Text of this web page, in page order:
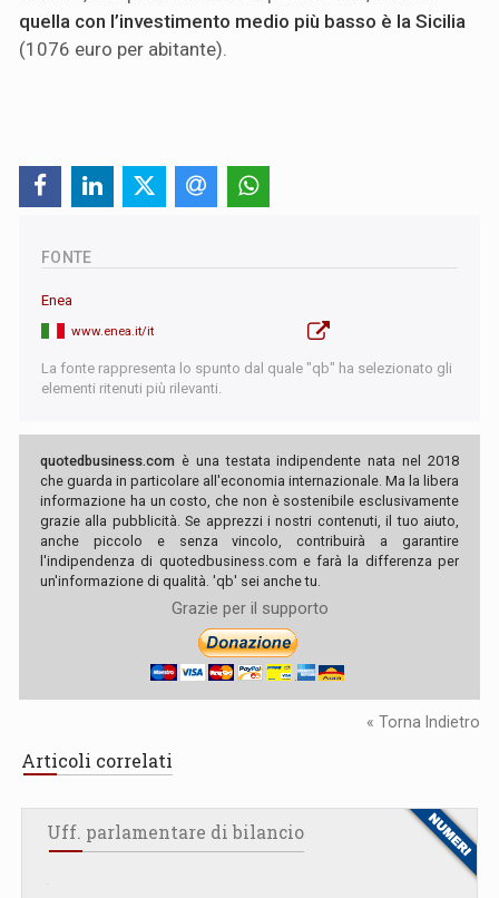
quella con l’investimento medio più basso è la Sicilia
(1076 euro per abitante).
FONTE
Enea
www.enea.it/it
La fonte rappresenta lo spunto dal quale "qb" ha selezionato gli
elementi ritenuti più rilevanti.
quotedbusiness.com è una testata indipendente nata nel 2018
che guarda in particolare all'economia internazionale. Ma la libera
informazione ha un costo, che non è sostenibile esclusivamente
grazie alla pubblicità. Se apprezzi i nostri contenuti, il tuo aiuto,
anche piccolo e senza vincolo, contribuirà a garantire
l'indipendenza di quotedbusiness.com e farà la differenza per
un'informazione di qualità. 'qb' sei anche tu.
Grazie per il supporto
« Torna Indietro
Articoli correlati
Uff. parlamentare di bilancio